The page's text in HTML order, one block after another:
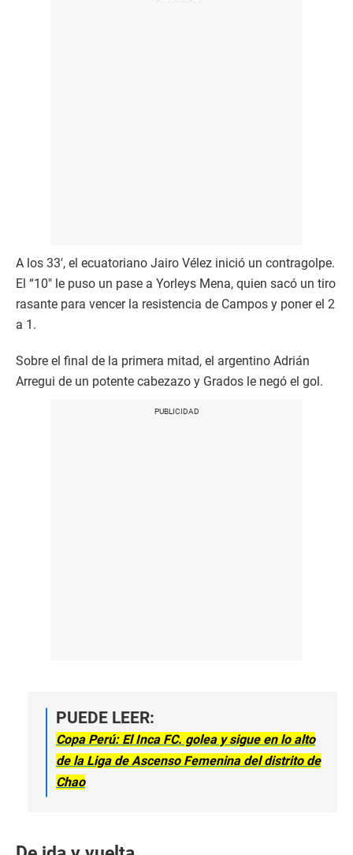
A los 33′, el ecuatoriano Jairo Vélez inició un contragolpe.
El “10″ le puso un pase a Yorleys Mena, quien sacó un tiro
rasante para vencer la resistencia de Campos y poner el 2
a 1.
Sobre el final de la primera mitad, el argentino Adrián
Arregui de un potente cabezazo y Grados le negó el gol.
PUEDE LEER:
Copa Perú: El Inca FC. golea y sigue en lo alto
de la Liga de Ascenso Femenina del distrito de
Chao